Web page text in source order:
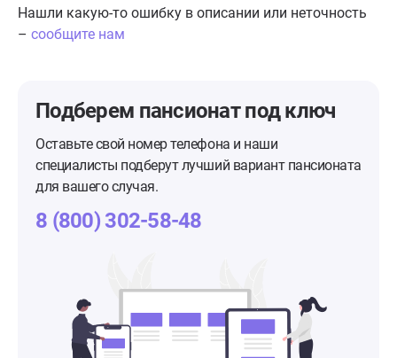
Нашли какую-то ошибку в описании или неточность
– сообщите нам
Подберем пансионатпод ключ
Оставьте свой номер телефона и наши
специалисты подберут лучший вариант пансионата
для вашего случая.
8 (800) 302-58-48